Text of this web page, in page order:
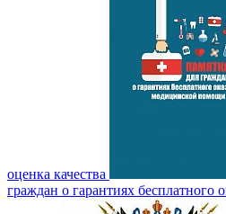
оценка качества
граждан о гарантиях бесплатного